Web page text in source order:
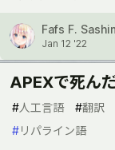
Fafs F.
Jan 12 '22
APEXで死ん
#人工言語 #翻訳
#リパライン語